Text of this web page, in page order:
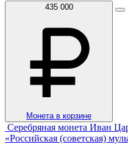
435 000
Монета в корзине
Серебряная монета Иван
«Российская (советская)